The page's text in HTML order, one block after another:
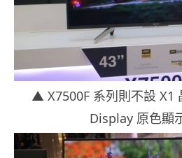
▲ X7500F 系列則不設 X1
Display 原色顯